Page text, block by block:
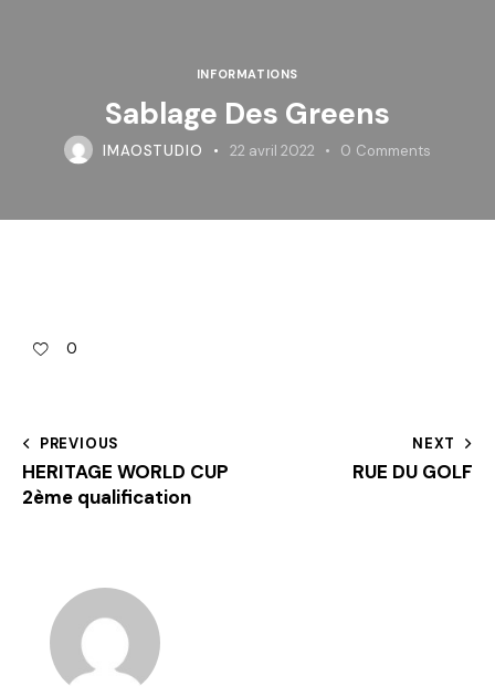
INFORMATIONS
Sablage Des Greens
IMAOSTUDIO 22 avril 2022 0 Comments
0
PREVIOUS
HERITAGE WORLD CUP
2ème qualification
NEXT
RUE DU GOLF